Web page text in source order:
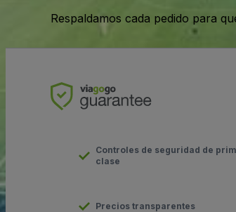
Respaldamos cada pedido para
Controles de seguridad de
clase
Precios transparentes